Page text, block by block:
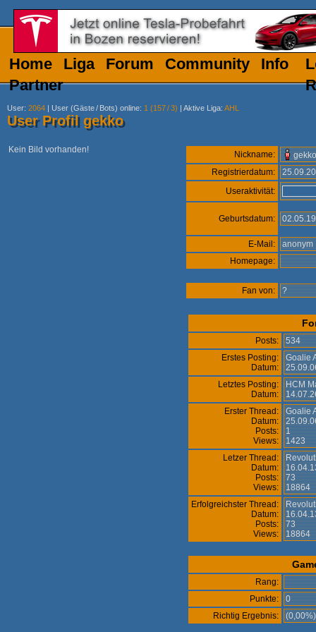
Home Liga Forum Community
Info
Partner
User: 2064 | User (Gäste/ Bots) online: 1 (157/3) | Aktive Liga: AHL
User Profil gekko
Kein Bild vorhanden! Nickname:
gekko
Registrierdatum:
Useraktivität:
Geburtsdatum:
E-Mail:
Homepage:
Fan von: ?
Posts:
534
Erstes Posting:
Datum:
Goalie
Letztes Posting:
Datum:
HCM
Erster Thread:
Datum:
Posts:
Views:
Goalie
1
1423
Letzer Thread:
Datum:
Posts:
Views:
73
18864
Erfolgreichster Thread:
Datum:
Posts:
Views:
73
18864
Rang:
Punkte:
0
Richtig Ergebnis: